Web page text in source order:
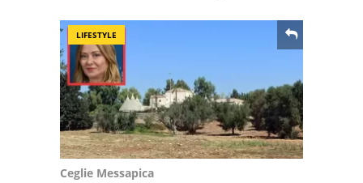
LIFESTYLE
Ceglie Messapica